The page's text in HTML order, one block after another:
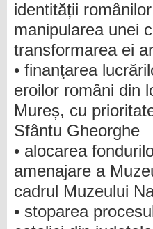
identității
manipularea unei
transformarea ei
• finanţarea
eroilor români din
Mureș, cu
Sfântu Gheorghe
• alocarea
amenajare a
cadrul Muzeului
• stoparea